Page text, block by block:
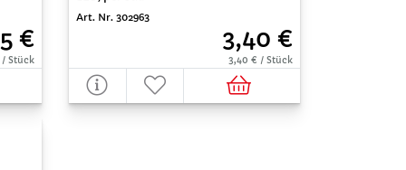
€
/ Stück
Art. Nr. 302963
3,40 €
3,40 € / Stück